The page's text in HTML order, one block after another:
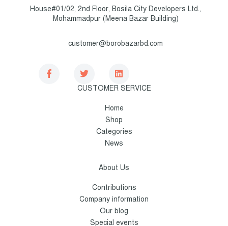
House#01/02, 2nd Floor, Bosila City Developers Ltd.,
Mohammadpur (Meena Bazar Building)
customer@borobazarbd.com
CUSTOMER SERVICE
Home
Shop
Categories
News
About Us
Contributions
Company information
Our blog
Special events